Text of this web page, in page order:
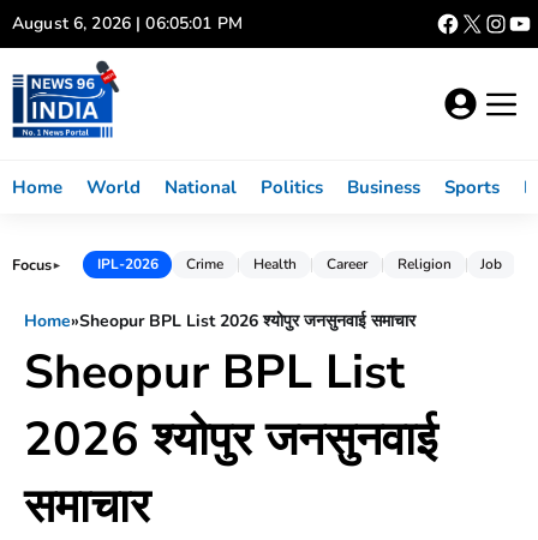
Skip
to
content
August 6, 2026 | 06:05:02 PM
Home World National Politics Business Sports
Focus► IPL-2026 Crime Health Career Religion Job
Home»Sheopur BPL List 2026 श्योपुर जनसुनवाई समाचार
Sheopur BPL List
2026 श्योपुर जनसुनवाई
समाचार